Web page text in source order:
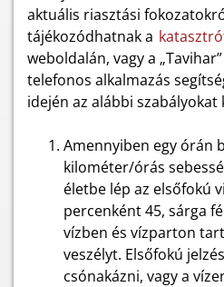
aktuális riasztási
tájékozódhatnak a
weboldalán, vagy a
telefonos alkalmazás
idején az alábbi
Amennyiben egy órán
kilométer/órás
életbe lép az elsőfokú
percenként 45, sárga
vízben és vízparton
veszélyt. Elsőfokú
csónakázni, vagy a